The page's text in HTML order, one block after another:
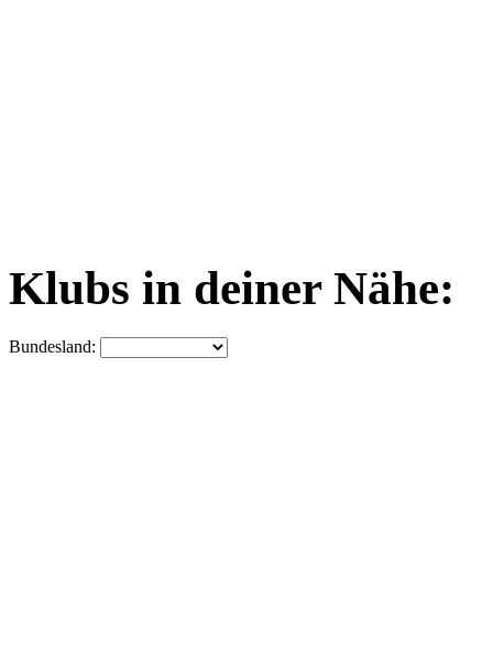
Klubs in deiner Nähe:
Bundesland: